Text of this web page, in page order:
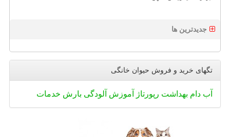
جدیدترین ها
تگهای خرید و فروش حیوان خانگی
آب دام بهداشت رپورتاژ آموزش آلودگی بارش خدمات